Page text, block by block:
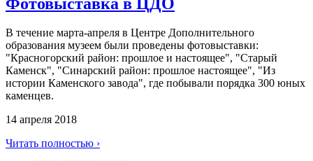
В течение марта-апреля в Центре Дополнительного
образования музеем были проведены фотовыставки:
"Красногорский район: прошлое и настоящее", "Старый
Каменск", "Синарский район: прошлое настоящее", "Из
истории Каменского завода", где побывали порядка 300 юных
каменцев.
14 апреля 2018
Читать полностью ›